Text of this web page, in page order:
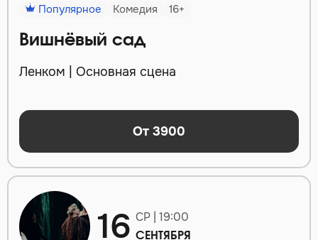
Популярное Комедия 16+
Вишнёвый сад
Ленком | Основная сцена
От 3900
16 СР | 19:00
СЕНТЯБРЯ